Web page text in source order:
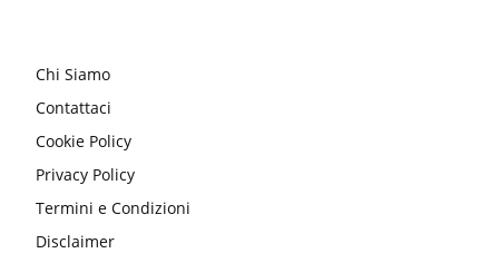
Chi Siamo
Contattaci
Cookie Policy
Privacy Policy
Termini e Condizioni
Disclaimer